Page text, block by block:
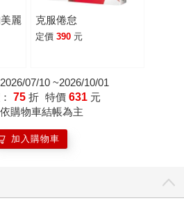
麗
克服倦怠
定價 390 元
07/10 ~2026/10/01
75 折 特價 631 元
購物車結帳為主
加入購物車